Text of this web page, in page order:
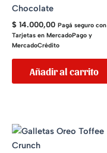
Chocolate
$ 14.000,00 Pagá seguro con
Tarjetas en MercadoPago y
MercadoCrédito
Añadir al carrito